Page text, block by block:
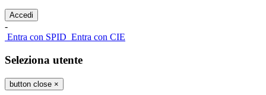
-
Entra con SPID Entra con CIE
Seleziona utente
button close ×